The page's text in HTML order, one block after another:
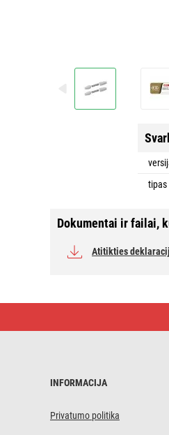
tipas
Dokumentai ir failai,
Atitikties
jungtis
INFORMACIJA
Privatumo politika